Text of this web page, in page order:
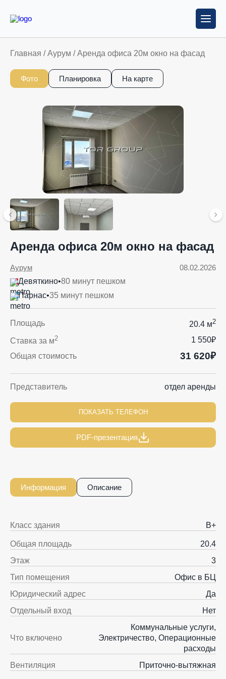
Главная /Аурум /Аренда офиса 20м окно на фасад
Фото Планировка На карте
Аренда офиса 20м окно на фасад
08.02.2026
Аурум
Девяткино•80 минут пешком
Парнас•35 минут пешком
Площадь 20.4 м2
Ставка за м2
1 550₽
Общая стоимость
31 620₽
Представитель отдел аренды
ПОКАЗАТЬ ТЕЛЕФОН
PDF-презентация
Информация Описание
Класс здания B+
Общая площадь
20.4
Этаж
3
Тип помещения
Офис в БЦ
Юридический адрес
Да
Отдельный вход
Нет
Что включено
Коммунальные услуги,
Электричество, Операционные
расходы
Вентиляция
Приточно-вытяжная